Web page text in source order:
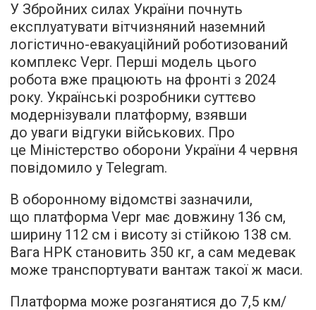
У Збройних силах України почнуть
експлуатувати вітчизняний наземний
логістично-евакуаційний роботизований
комплекс Vepr. Перші модель цього
робота вже працюють на фронті з 2024
року. Українські розробники суттєво
модернізували платформу, взявши
до уваги відгуки військових. Про
це Міністерство оборони України 4 червня
повідомило у Telegram.
В оборонному відомстві зазначили,
що платформа Vepr має довжину 136 см,
ширину 112 см і висоту зі стійкою 138 см.
Вага НРК становить 350 кг, а сам медевак
може транспортувати вантаж такої ж маси.
Платформа може розганятися до 7,5 км/